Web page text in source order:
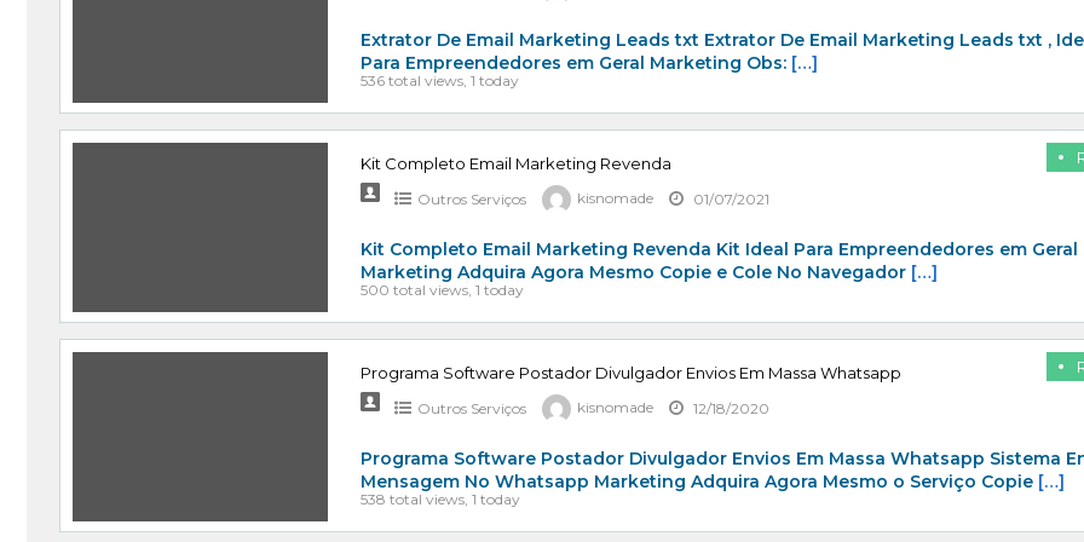
Extrator De Email Marketing Leads txt Extrator De Email Marketing Leads txt ,
Para Empreendedores em Geral Marketing Obs: […]
536 total views, 1 today
Kit Completo Email Marketing Revenda
Outros Serviços kisnomade 01/07/2021
Kit Completo Email Marketing Revenda Kit Ideal Para Empreendedores em Geral
Marketing Adquira Agora Mesmo Copie e Cole No Navegador […]
500 total views, 1 today
Programa Software Postador Divulgador Envios Em Massa Whatsapp
Outros Serviços kisnomade 12/18/2020
Programa Software Postador Divulgador Envios Em Massa Whatsapp Sistema
Mensagem No Whatsapp Marketing Adquira Agora Mesmo o Serviço Copie […]
538 total views, 1 today